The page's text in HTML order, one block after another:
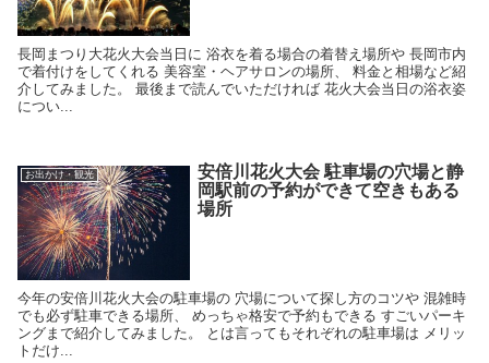
長岡まつり大花火大会当日に 浴衣を着る場合の着替え場所や 長岡市内
で着付けをしてくれる 美容室・ヘアサロンの場所、 料金と相場など紹
介してみました。 最後まで読んでいただければ 花火大会当日の浴衣姿
につい...
お出かけ・観光
安倍川花火大会 駐車場の穴場と静
岡駅前の予約ができて空きもある
場所
今年の安倍川花火大会の駐車場の 穴場について探し方のコツや 混雑時
でも必ず駐車できる場所、 めっちゃ格安で予約もできる すごいパーキ
ングまで紹介してみました。 とは言ってもそれぞれの駐車場は メリッ
トだけ...